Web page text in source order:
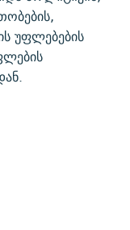
უფლებების